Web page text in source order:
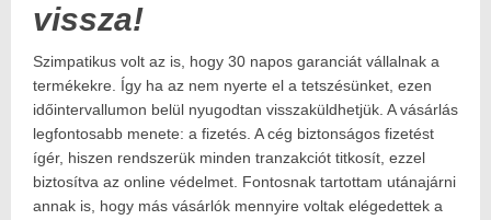
vissza!
Szimpatikus volt az is, hogy 30 napos garanciát vállalnak a
termékekre. Így ha az nem nyerte el a tetszésünket, ezen
időintervallumon belül nyugodtan visszaküldhetjük. A vásárlás
legfontosabb menete: a fizetés. A cég biztonságos fizetést
ígér, hiszen rendszerük minden tranzakciót titkosít, ezzel
biztosítva az online védelmet. Fontosnak tartottam utánajárni
annak is, hogy más vásárlók mennyire voltak elégedettek a